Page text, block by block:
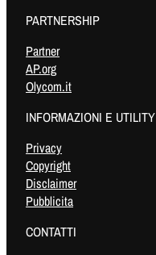
PARTNERSHIP
Partner
AP.org
Olycom.it
INFORMAZIONI E UTILITY
Privacy
Copyright
Disclaimer
Pubblicita
CONTATTI